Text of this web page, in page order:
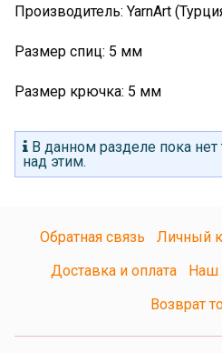
Производитель: YarnArt
Размер спиц: 5 мм
Размер крючка: 5 мм
В данном разделе пока
над этим.
Обратная связь Личный
Доставка и оплата
Наш
Возврат